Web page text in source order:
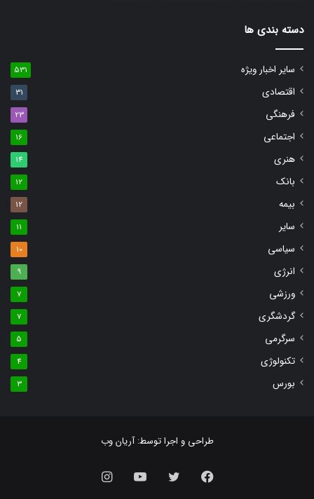
دسته بندی ها
سایر اخبار ویژه 531
اقتصادی 31
فرهنگی 23
اجتماعی 16
هنری 14
بانک 12
بیمه 12
سایر 11
سیاسی 10
انرژی 9
ورزشی 7
گردشگری 7
سرگرمی 5
تکنولوژی 4
بورس 3
طراحی و اجرا توسط:آریان وب
فیس توییتر یوتیوب